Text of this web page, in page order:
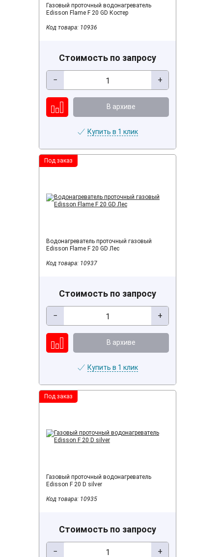
Газовый проточный водонагреватель
Edisson Flame F 20 GD Костер
Код товара: 10936
Стоимость по запросу
− +
В архиве
Купить в 1 клик
Под заказ
Водонагреватель проточный газовый
Edisson Flame F 20 GD Лес
Код товара: 10937
Стоимость по запросу
− +
В архиве
Купить в 1 клик
Под заказ
Газовый проточный водонагреватель
Edisson F 20 D silver
Код товара: 10935
Стоимость по запросу
− +